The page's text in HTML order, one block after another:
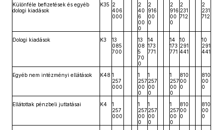
Különféle befizetések és egyéb
dologi kiadások
K35 2
406
000
2
40
6
00
0
2
916
00
0
2
916
00
0
2
231
712
2
231
712
Dologi kiadások K3
13
085
700
13
08
5
70
0
14
173
771
14
173
771
10
291
441
10
291
441
Egyéb nem intézményi ellátások K48 1
257
000
1
257
00
0
1
257
00
0
1
257
00
0
810
00
0
810
00
0
Ellátottak pénzbeli juttatásai K4
1
257
000
1
257
00
0
1
257
00
0
1
257
00
0
810
00
0
810
00
0